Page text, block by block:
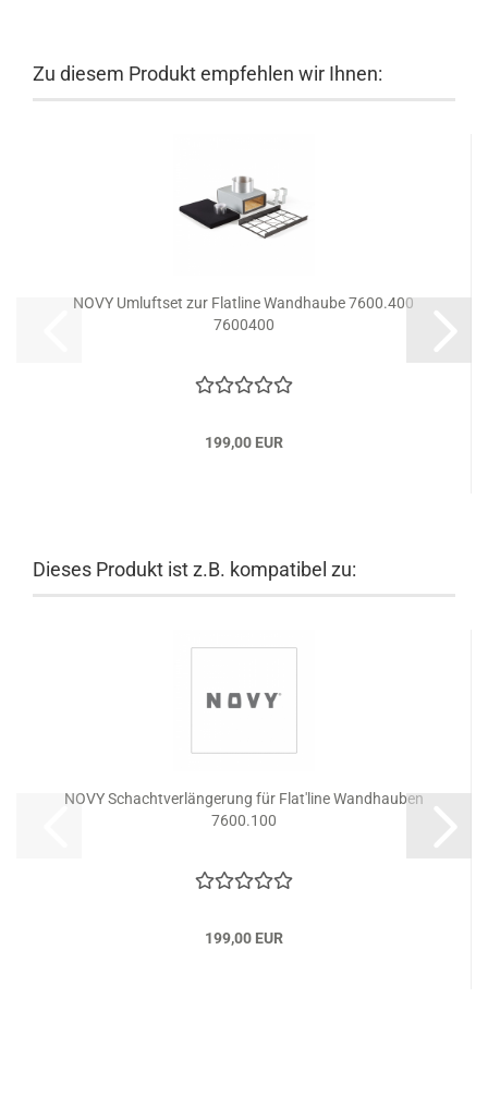
Zu diesem Produkt empfehlen wir Ihnen:
NOVY Umluftset zur Flatline Wandhaube 7600.400
7600400
199,00 EUR
Dieses Produkt ist z.B. kompatibel zu:
NOVY Schachtverlängerung für Flat'line Wandhauben
7600.100
199,00 EUR